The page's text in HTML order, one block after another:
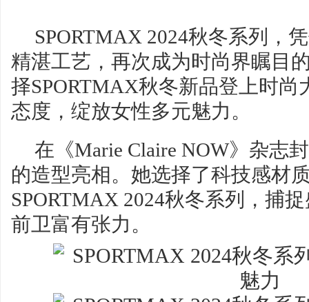
SPORTMAX 2024秋冬系列，
精湛工艺，再次成为时尚界瞩目
择SPORTMAX秋冬新品登上时
态度，绽放女性多元魅力。
在《Marie Claire NOW》杂志
的造型亮相。她选择了科技感材
SPORTMAX 2024秋冬系列，捕
前卫富有张力。